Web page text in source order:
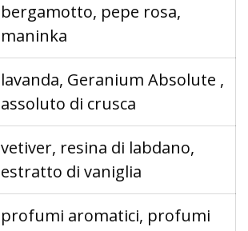
bergamotto, pepe rosa,
maninka
lavanda, Geranium Absolute ,
assoluto di crusca
vetiver, resina di labdano,
estratto di vaniglia
profumi aromatici, profumi